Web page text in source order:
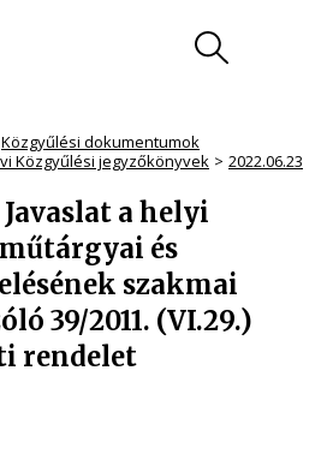
Közgyűlési dokumentumok
Közgyűlési jegyzőkönyvek 2022.06.23
a helyi
és
szakmai
39/2011. (VI.29.)
rendelet